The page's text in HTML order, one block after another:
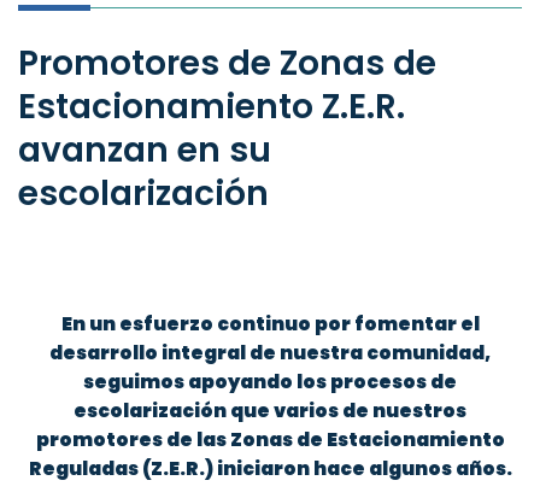
Promotores de Zonas de
Estacionamiento Z.E.R.
avanzan en su
escolarización
En un esfuerzo continuo por fomentar el
desarrollo integral de nuestra comunidad,
seguimos apoyando los procesos de
escolarización que varios de nuestros
promotores de las Zonas de Estacionamiento
Reguladas (Z.E.R.) iniciaron hace algunos años.